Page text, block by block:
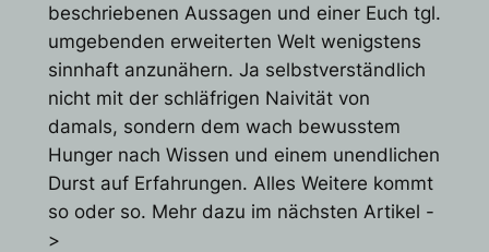
beschriebenen Aussagen und einer Euch tgl.
umgebenden erweiterten Welt wenigstens
sinnhaft anzunähern. Ja selbstverständlich
nicht mit der schläfrigen Naivität von
damals, sondern dem wach bewusstem
Hunger nach Wissen und einem unendlichen
Durst auf Erfahrungen. Alles Weitere kommt
so oder so. Mehr dazu im nächsten Artikel -
>